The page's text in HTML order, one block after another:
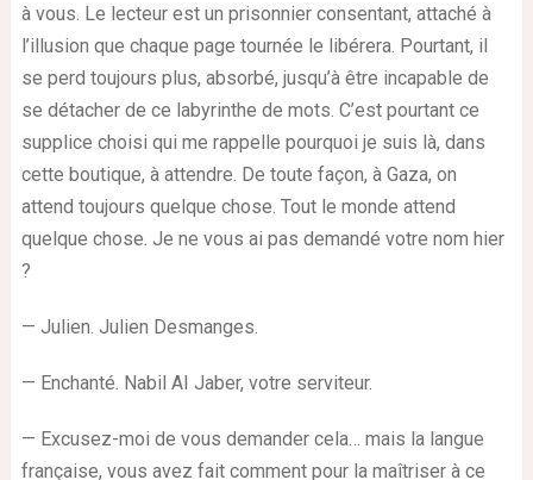
à vous. Le lecteur est un prisonnier consentant, attaché à
l’illusion que chaque page tournée le libérera. Pourtant, il
se perd toujours plus, absorbé, jusqu’à être incapable de
se détacher de ce labyrinthe de mots. C’est pourtant ce
supplice choisi qui me rappelle pourquoi je suis là, dans
cette boutique, à attendre. De toute façon, à Gaza, on
attend toujours quelque chose. Tout le monde attend
quelque chose. Je ne vous ai pas demandé votre nom hier
?
— Julien. Julien Desmanges.
— Enchanté. Nabil AI Jaber, votre serviteur.
— Excusez-moi de vous demander cela… mais la langue
française, vous avez fait comment pour la maîtriser à ce